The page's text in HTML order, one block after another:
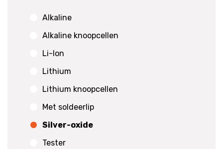
Alkaline
Alkaline knoopcellen
Li-Ion
Lithium
Lithium knoopcellen
Met soldeerlip
Silver-oxide
Tester